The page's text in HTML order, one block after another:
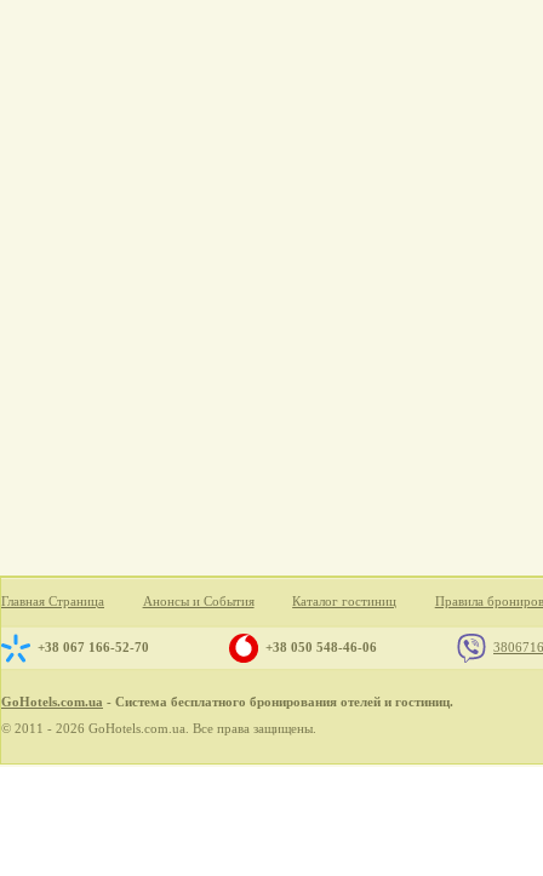
Главная Страница Анонсы и События Каталог гостиниц Правила
+38 067 166-52-70 +38 050 548-46-06
GoHotels.com.ua - Система бесплатного бронирования отелей и гостиниц.
© 2011 - 2026 GoHotels.com.ua. Все права защищены.